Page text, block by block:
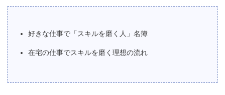
好きな仕事で「スキルを磨く人」名簿
在宅の仕事でスキルを磨く理想の流れ